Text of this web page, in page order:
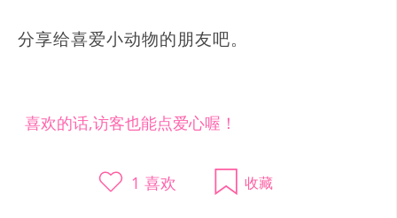
分享给喜爱小动物的朋友吧。
喜欢的话,访客也能点爱心喔！
1 喜欢 收藏